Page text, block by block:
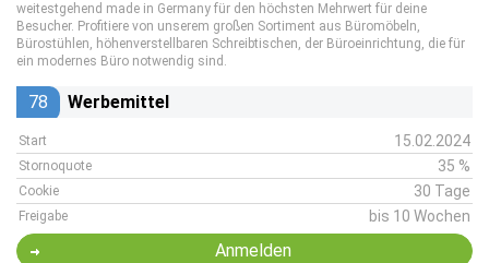
weitestgehend made in Germany für den höchsten Mehrwert für deine
Besucher. Profitiere von unserem großen Sortiment aus Büromöbeln,
Bürostühlen, höhenverstellbaren Schreibtischen, der Büroeinrichtung, die für
ein modernes Büro notwendig sind.
78 Werbemittel
Start 15.02.2024
Stornoquote 35 %
Cookie 30 Tage
Freigabe bis 10 Wochen
Anmelden